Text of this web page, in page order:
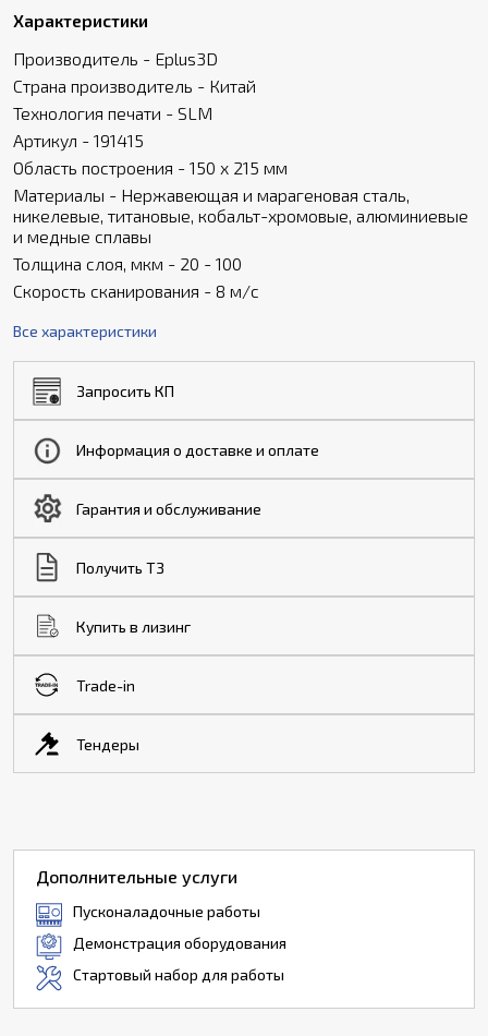
Характеристики
Производитель - Eplus3D
Страна производитель - Китай
Технология печати - SLM
Артикул - 191415
Область построения - 150 x 215 мм
Материалы - Нержавеющая и марагеновая сталь,
никелевые, титановые, кобальт-хромовые, алюминиевые
и медные сплавы
Толщина слоя, мкм - 20 - 100
Скорость сканирования - 8 м/с
Все характеристики
Запросить КП
Информация о доставке и оплате
Гарантия и обслуживание
Получить ТЗ
Купить в лизинг
Trade-in
Тендеры
Дополнительные услуги
Пусконаладочные работы
Демонстрация оборудования
Стартовый набор для работы